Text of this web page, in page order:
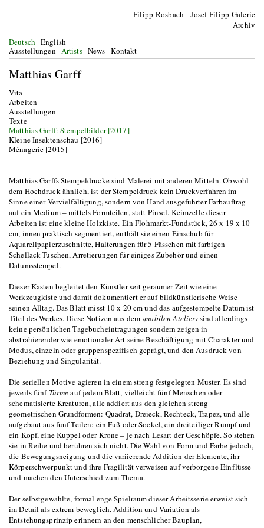
Filipp Rosbach Josef Filipp Galerie
Archiv
Deutsch English
Ausstellungen Artists News Kontakt
Matthias Garff
Vita
Arbeiten
Ausstellungen
Texte
Matthias Garff: Stempelbilder [2017]
Kleine Insektenschau [2016]
Ménagerie [2015]
Matthias Garffs Stempeldrucke sind Malerei mit anderen Mitteln. Obwohl
dem Hochdruck ähnlich, ist der Stempeldruck kein Druckverfahren im
Sinne einer Vervielfältigung, sondern von Hand ausgeführter Farbauftrag
auf ein Medium – mittels Formteilen, statt Pinsel. Keimzelle dieser
Arbeiten ist eine kleine Holzkiste. Ein Flohmarkt-Fundstück, 26 x 19 x 10
cm, innen praktisch segmentiert, enthält sie einen Einschub für
Aquarellpapierzuschnitte, Halterungen für 5 Fässchen mit farbigen
Schellack-Tuschen, Arretierungen für einiges Zubehör und einen
Datumsstempel.
Dieser Kasten begleitet den Künstler seit geraumer Zeit wie eine
Werkzeugkiste und damit dokumentiert er auf bildkünstlerische Weise
seinen Alltag. Das Blatt misst 10 x 20 cm und das aufgestempelte Datum ist
Titel des Werkes. Diese Notizen aus dem›mobilen Atelier‹sind allerdings
keine persönlichen Tagebucheintragungen sondern zeigen in
abstrahierender wie emotionaler Art seine Beschäftigung mit Charakter und
Modus, einzeln oder gruppenspezifisch geprägt, und den Ausdruck von
Beziehung und Singularität.
Die seriellen Motive agieren in einem streng festgelegten Muster. Es sind
jeweils fünf Türmeauf jedem Blatt, vielleicht fünf Menschen oder
schematisierte Kreaturen, alle addiert aus den gleichen streng
geometrischen Grundformen: Quadrat, Dreieck, Rechteck, Trapez, und alle
aufgebaut aus fünf Teilen: ein Fuß oder Sockel, ein dreiteiliger Rumpf und
ein Kopf, eine Kuppel oder Krone – je nach Lesart der Geschöpfe. So stehen
sie in Reihe und berühren sich nicht. Die Wahl von Form und Farbe jedoch,
die Bewegungsneigung und die variierende Addition der Elemente, ihr
Körperschwerpunkt und ihre Fragilität verweisen auf verborgene Einflüsse
und machen den Unterschied zum Thema.
Der selbstgewählte, formal enge Spielraum dieser Arbeitsserie erweist sich
im Detail als extrem beweglich. Addition und Variation als
Entstehungsprinzip erinnern an den menschlicher Bauplan,